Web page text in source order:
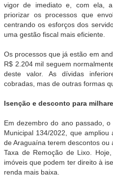
vigor de imediato e, com ela,
priorizar os processos que
centrando os esforços dos
uma gestão fiscal mais eficiente.
Os processos que já estão em
R$ 2.204 mil seguem
deste valor. As dívidas
cobradas, mas de outras formas
Isenção e desconto para
Em dezembro do ano passado,
Municipal 134/2022, que
de Araguaína terem descontos
Taxa de Remoção de Lixo.
imóveis que podem ter direito à
renda mais baixa.